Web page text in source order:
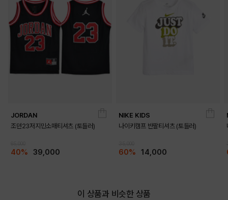
JORDAN
조던23저지민소매티셔츠 (토들러)
40% 39,000
NIKE KIDS
나이키캠프 반팔티셔츠 (토들러)
60% 14,000
이 상품과 비슷한 상품